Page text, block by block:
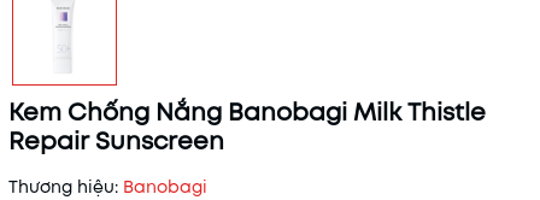
Kem Chống Nắng Banobagi Milk Thistle
Repair Sunscreen
Thương hiệu: Banobagi